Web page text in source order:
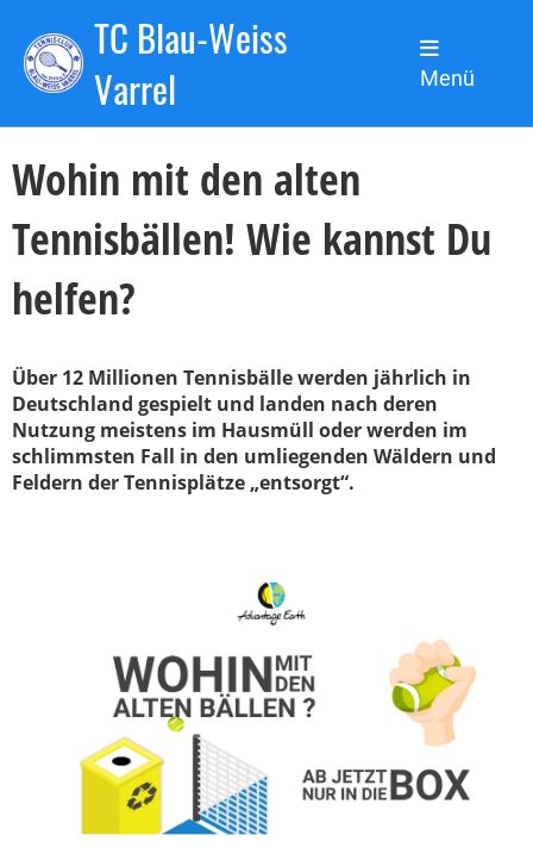
TC Blau-Weiss
Varrel
Menü
Zurück
, Sanchez de la Torre Nicolas
Wohin mit den alten
Tennisbällen! Wie kannst Du
helfen?
Über 12 Millionen Tennisbälle werden jährlich in
Deutschland gespielt und landen nach deren
Nutzung meistens im Hausmüll oder werden im
schlimmsten Fall in den umliegenden Wäldern und
Feldern der Tennisplätze „entsorgt“.